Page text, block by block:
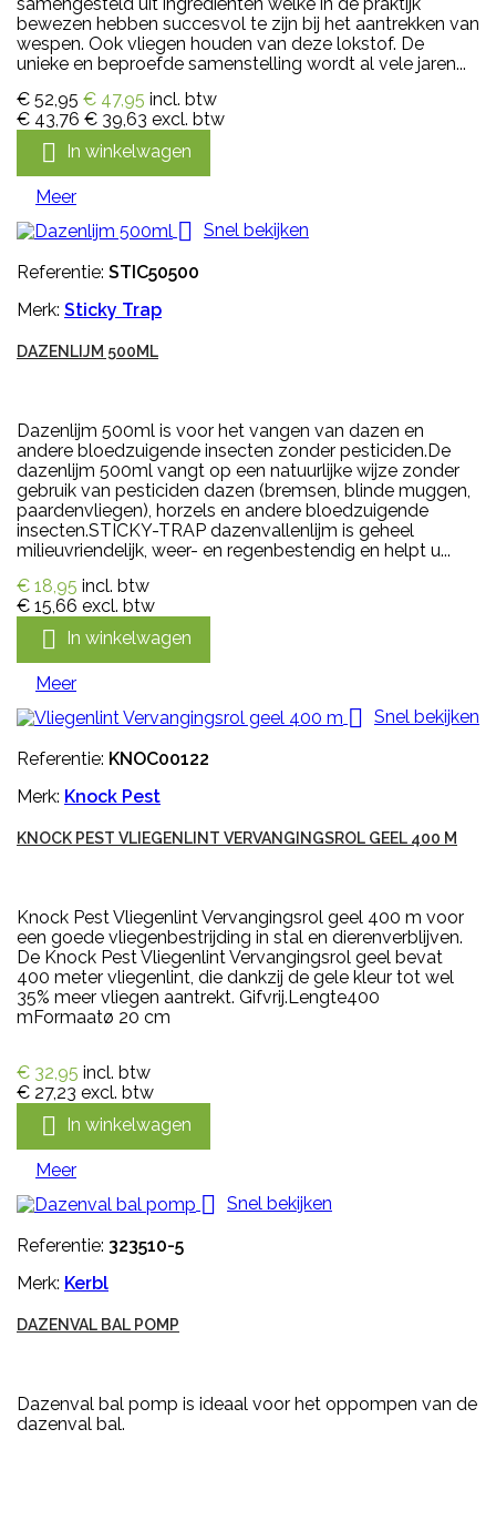
bewezen hebben succesvol te zijn bij het aantrekken van
wespen. Ook vliegen houden van deze lokstof. De
unieke en beproefde samenstelling wordt al vele jaren...
€ 52,95 € 47,95 incl. btw
€ 43,76 € 39,63 excl. btw
 In winkelwagen
Meer
 Snel bekijken
Referentie: STIC50500
Merk: Sticky Trap
DAZENLIJM 500ML
Dazenlijm 500ml is voor het vangen van dazen en
andere bloedzuigende insecten zonder pesticiden.De
dazenlijm 500ml vangt op een natuurlijke wijze zonder
gebruik van pesticiden dazen (bremsen, blinde muggen,
paardenvliegen), horzels en andere bloedzuigende
insecten.STICKY-TRAP dazenvallenlijm is geheel
milieuvriendelijk, weer- en regenbestendig en helpt u...
€ 18,95 incl. btw
€ 15,66 excl. btw
 In winkelwagen
Meer
 Snel bekijken
Referentie: KNOC00122
Merk: Knock Pest
KNOCK PEST VLIEGENLINT VERVANGINGSROL GEEL 400 M
Knock Pest Vliegenlint Vervangingsrol geel 400 m voor
een goede vliegenbestrijding in stal en dierenverblijven.
De Knock Pest Vliegenlint Vervangingsrol geel bevat
400 meter vliegenlint, die dankzij de gele kleur tot wel
35% meer vliegen aantrekt. Gifvrij.Lengte400
mFormaatø 20 cm
€ 32,95 incl. btw
€ 27,23 excl. btw
 In winkelwagen
Meer
 Snel bekijken
Referentie: 323510-5
Merk: Kerbl
DAZENVAL BAL POMP
Dazenval bal pomp is ideaal voor het oppompen van de
dazenval bal.